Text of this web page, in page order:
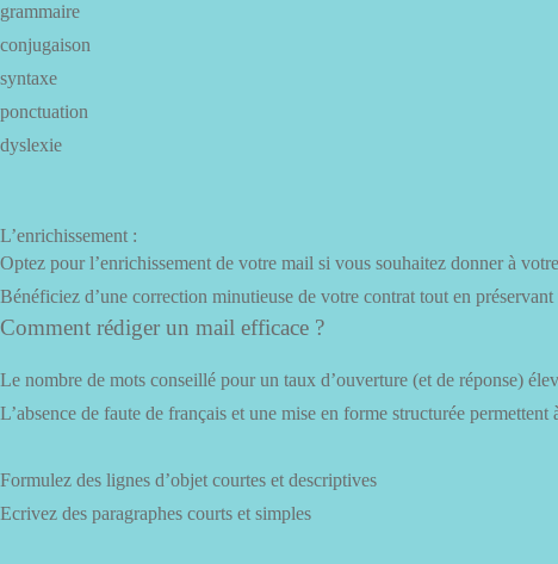
grammaire
conjugaison
syntaxe
ponctuation
dyslexie
L’enrichissement :
Optez pour l’enrichissement de votre mail si vous souhaitez donner à
Bénéficiez d’une correction minutieuse de votre contrat tout en
Comment rédiger un mail efficace ?
Le nombre de mots conseillé pour un taux d’ouverture (et de réponse)
L’absence de faute de français et une mise en forme structurée
Formulez des lignes d’objet courtes et descriptives
Ecrivez des paragraphes courts et simples